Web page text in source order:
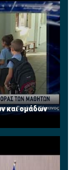
και ομάδων